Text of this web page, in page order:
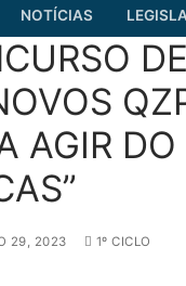
NOTÍCIAS
FRENTE COMUM
AGIR
29, 2023 1º CICLO